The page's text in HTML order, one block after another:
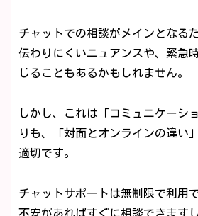
チャットでの相談がメインとなる
伝わりにくいニュアンスや、緊急
じることもあるかもしれません。
しかし、これは「コミュニケーシ
りも、「対面とオンラインの違い
適切です。
チャットサポートは無制限で利用
不安があればすぐに相談できます